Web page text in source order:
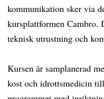
kommunikation sker via
kursplattformen Cambro.
teknisk utrustning och
Kursen är samplanerad
kost och idrottsmedicin